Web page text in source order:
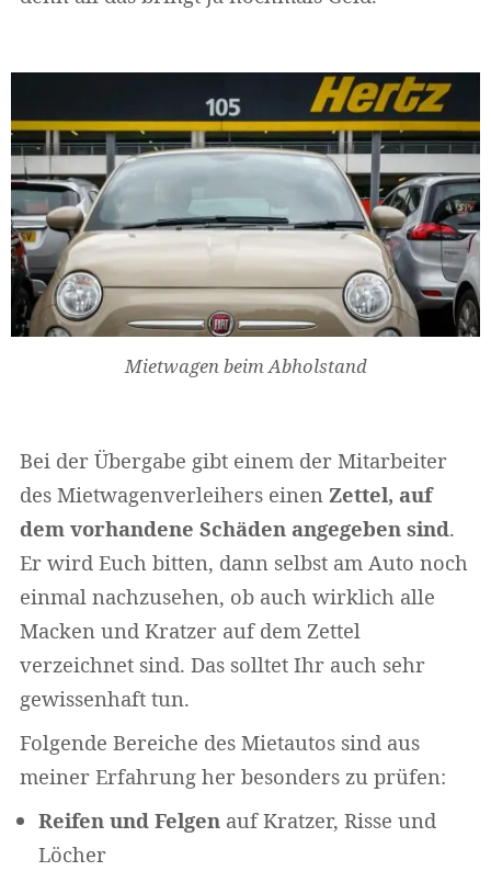
Mietwagen beim Abholstand
Bei der Übergabe gibt einem der Mitarbeiter
des Mietwagenverleihers einen Zettel, auf
dem vorhandene Schäden angegeben sind.
Er wird Euch bitten, dann selbst am Auto noch
einmal nachzusehen, ob auch wirklich alle
Macken und Kratzer auf dem Zettel
verzeichnet sind. Das solltet Ihr auch sehr
gewissenhaft tun.
Folgende Bereiche des Mietautos sind aus
meiner Erfahrung her besonders zu prüfen:
Reifen und Felgen auf Kratzer, Risse und
Löcher